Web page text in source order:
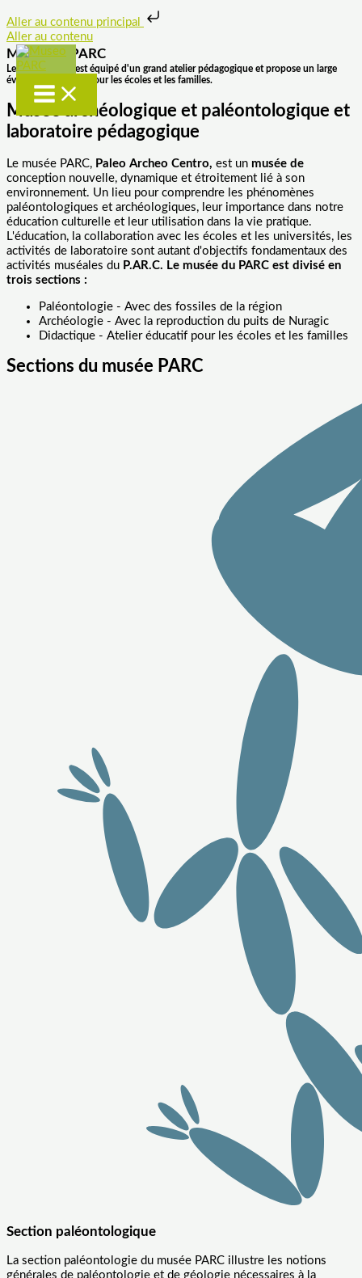
Aller au contenu principal
Aller au contenu
Musée du PARC
Le musée PARC est équipé d'un grand atelier pédagogique et propose un large
éventail d'activités pour les écoles et les familles.
Musée archéologique et paléontologique et
laboratoire pédagogique
Le musée PARC, Paleo Archeo Centro, est un musée de
conception nouvelle, dynamique et étroitement lié à son
environnement. Un lieu pour comprendre les phénomènes
paléontologiques et archéologiques, leur importance dans notre
éducation culturelle et leur utilisation dans la vie pratique.
L'éducation, la collaboration avec les écoles et les universités, les
activités de laboratoire sont autant d'objectifs fondamentaux des
activités muséales du P.AR.C. Le musée du PARC est divisé en
trois sections :
Paléontologie - Avec des fossiles de la région
Archéologie - Avec la reproduction du puits de Nuragic
Didactique - Atelier éducatif pour les écoles et les familles
Sections du musée PARC
Section paléontologique
La section paléontologie du musée PARC illustre les notions
générales de paléontologie et de géologie nécessaires à la